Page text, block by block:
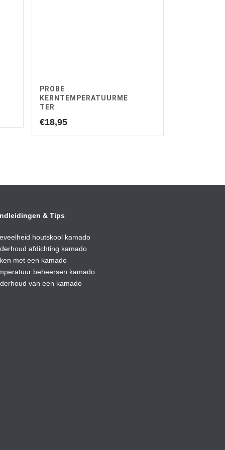
PROBE
KERNTEMPERATUURME
TER
€18,95
& Tips
houtskool kamado
afdichting kamado
met een kamado
beheersen kamado
van een kamado